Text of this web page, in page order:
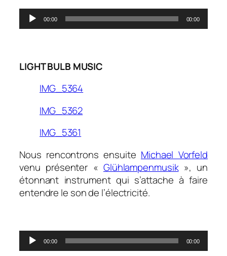
Lecteur
audio
00:00 00:00
LIGHT BULB MUSIC
IMG_5364
IMG_5362
IMG_5361
Nous rencontrons ensuite Michael Vorfeld
venu présenter « Glühlampenmusik», un
étonnant instrument qui s’attache à faire
entendre le son de l’électricité.
Lecteur
audio
00:00 00:00